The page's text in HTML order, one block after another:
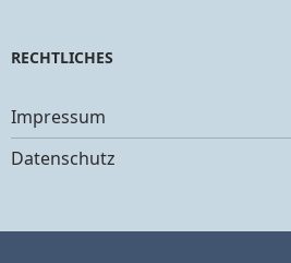
RECHTLICHES
Impressum
Datenschutz